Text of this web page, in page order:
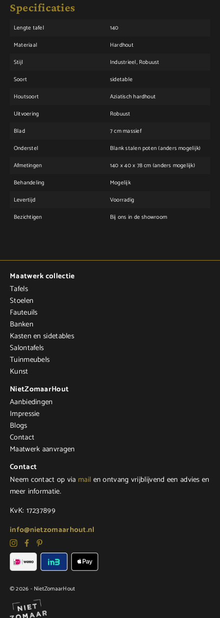
Specificaties
Lengte tafel
140
Materiaal
Hardhout
Stijl
Industrieel, Robuust
Soort
sidetable
Houtsoort
Aziatisch hardhout
Uitvoering
Robuust
Blad
7 cm massief
Onderstel
Blank stalen poten (anders mogelijk)
Afmetingen
140 x 40 x 78 cm (anders mogelijk)
Behandeling
Mogelijk
Levertijd
Voorradig
Bezichtigen
Bij ons in de showroom
Maatwerk collectie
Tafels
Stoelen
Fauteuils
Banken
Kasten en sidetables
Salontafels
Tuinmeubels
Kunst
NietZomaarHout
Aanbiedingen
Impressie
Blogs
Contact
Maatwerk aanvragen
Contact
Neem contact op via mail en ontvang vrijblijvend een advies en
meer informatie.
KvK: 17237899
info@nietzomaarhout.nl
© 2026 - NietZomaarHout